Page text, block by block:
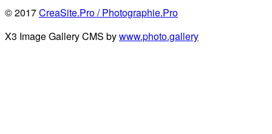
© 2017CreaSite.Pro / Photographie.Pro
X3 Image Gallery CMS bywww.photo.gallery